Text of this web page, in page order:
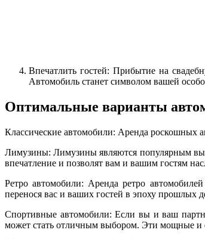
Впечатлить гостей: Прибытие на
Автомобиль станет символом вашей
Оптимальные варианты
Классические автомобили: Аренда роскошных
Лимузины: Лимузины являются популярным
впечатление и позволят вам и вашим гостям
Ретро автомобили: Аренда ретро
перенося вас и ваших гостей в эпоху прошлых
Спортивные автомобили: Если вы и ваш
может стать отличным выбором. Эти мощные и